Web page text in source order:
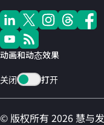
动画和动态效果
关闭 打开
© 版权所有 2026 慧与